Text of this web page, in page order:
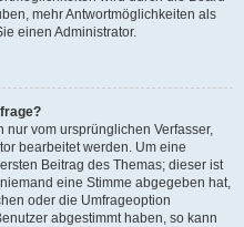
mehr Antwortmöglichkeiten als
einen Administrator.
vom ursprünglichen Verfasser,
bearbeitet werden. Um eine
Beitrag des Themas; dieser ist
eine Stimme abgegeben hat,
oder die Umfrageoption
abgestimmt haben, so kann